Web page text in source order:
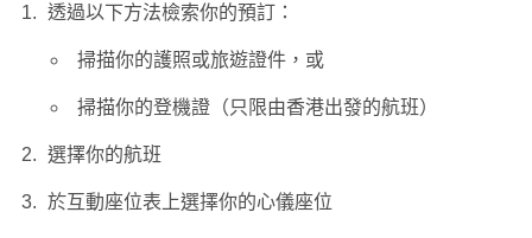
透過以下方法檢索你的預訂：
掃描你的護照或旅遊證件，或
掃描你的登機證（只限由香港出發的航班）
選擇你的航班
於互動座位表上選擇你的心儀座位